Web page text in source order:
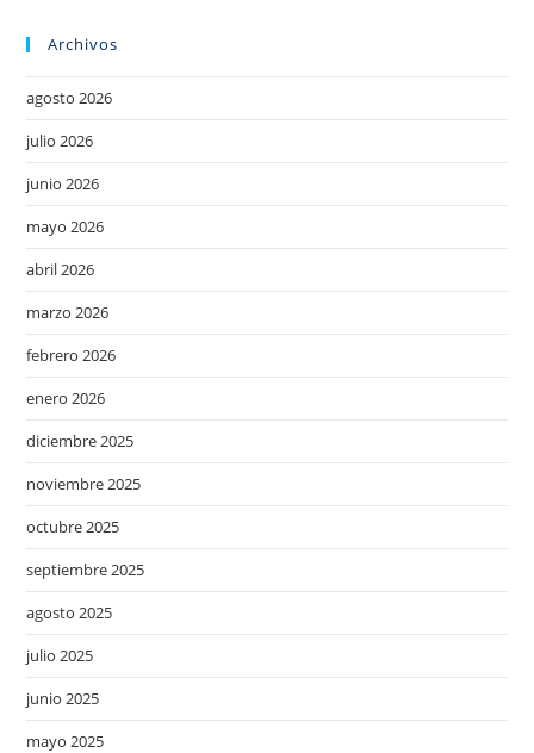
Archivos
agosto 2026
julio 2026
junio 2026
mayo 2026
abril 2026
marzo 2026
febrero 2026
enero 2026
diciembre 2025
noviembre 2025
octubre 2025
septiembre 2025
agosto 2025
julio 2025
junio 2025
mayo 2025